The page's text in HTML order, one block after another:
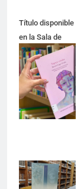
Título disponible
en la Sala de
Literatura.
Créditos de la
fotografía:
Nancy Lucio.